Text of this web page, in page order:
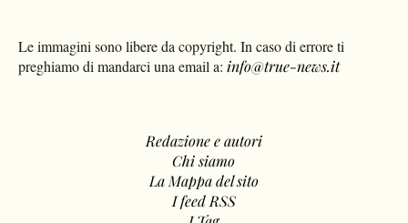
Le immagini sono libere da copyright. In caso di errore ti
preghiamo di mandarci una email a: info@true-news.it
Redazione e autori
Chi siamo
La Mappa del sito
I feed RSS